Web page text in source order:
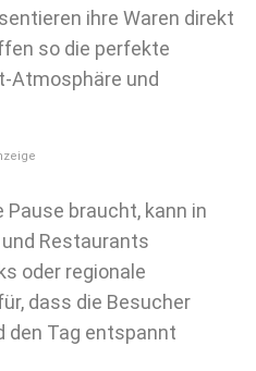
ihre Waren direkt
so die perfekte
Atmosphäre und
braucht, kann in
Restaurants
oder regionale
dass die Besucher
den Tag entspannt